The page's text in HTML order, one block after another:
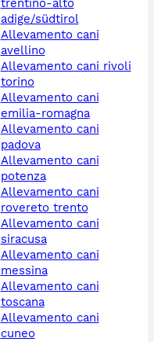
trentino-alto
adige/südtirol
allevamento cani
avellino
allevamento cani rivoli
torino
allevamento cani
emilia-romagna
allevamento cani
padova
allevamento cani
potenza
allevamento cani
rovereto trento
allevamento cani
siracusa
allevamento cani
messina
allevamento cani
toscana
allevamento cani
cuneo